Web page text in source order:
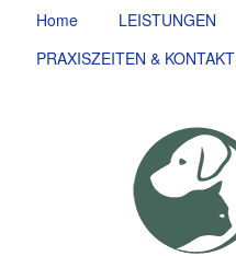
Home LEISTUNGEN
PRAXISZEITEN & KONTAKT